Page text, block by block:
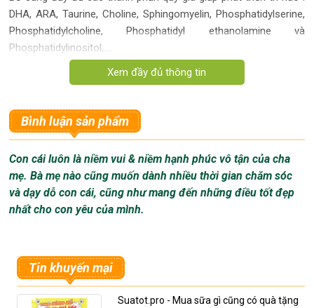
DHA, ARA, Taurine, Choline, Sphingomyelin, Phosphatidylserine,
Phosphatidylcholine, Phosphatidyl ethanolamine và
Phosphatidylinositol,….
Bình luận sản phẩm
Con cái luôn là niềm vui & niềm hạnh phúc vô tận của cha
mẹ. Bà mẹ nào cũng muốn dành nhiều thời gian chăm sóc
và dạy dỗ con cái, cũng như mang đến những điều tốt đẹp
nhất cho con yêu của mình.
Tin khuyến mại
Suatot.pro - Mua sữa gì cũng có quà tặng